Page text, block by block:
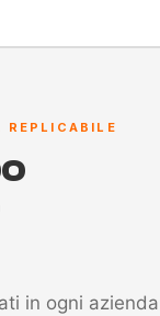
REPLICABILE
in ogni